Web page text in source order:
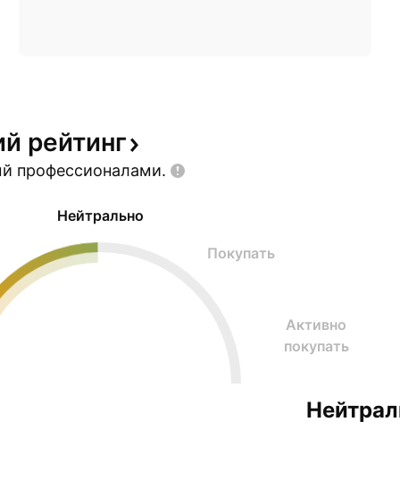
рейтинг
профессионалами.
Нейтрально
Покупать
Активно
покупать